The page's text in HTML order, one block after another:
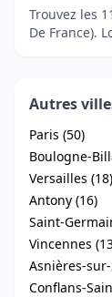
Trouvez les
De France).
Autres
Paris (50)
Boulogne-
Versailles (18)
Antony (16)
Saint-
Vincennes
Asnières-
Conflans-